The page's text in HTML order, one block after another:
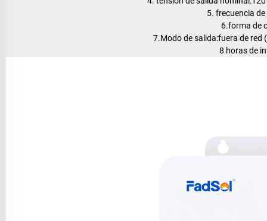
5. frecuencia
6.forma de
7.Modo de salida:fuera de
8 horas de